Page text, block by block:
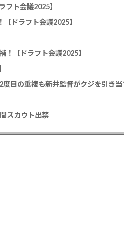
フト会議2025】
ドラフト会議2025】
！【ドラフト会議2025】
スカウト出禁